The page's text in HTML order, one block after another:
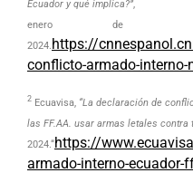
Ecuador y qué implica?”,
enero de
2024.https://
conflicto-armado-interno-
2 Ecuavisa, “La declaración de
las FF.AA. usar armas letales contra
2024.“https://
armado-interno-ecuador-